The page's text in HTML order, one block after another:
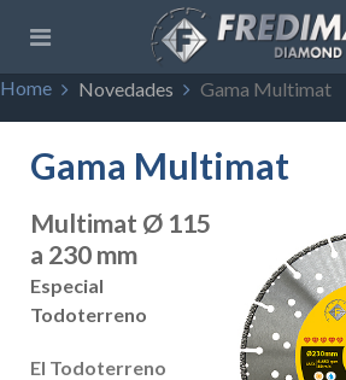
Home Novedades Gama Multimat
Gama Multimat
Multimat Ø 115
a 230 mm
Especial
Todoterreno
El Todoterreno